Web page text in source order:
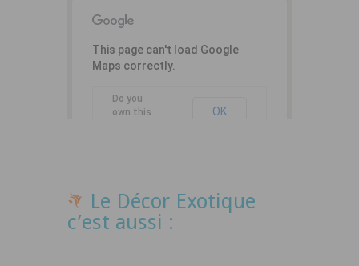
This page can't load Google
Maps correctly.
Do you
own this
OK
Le Décor Exotique
c’est aussi :